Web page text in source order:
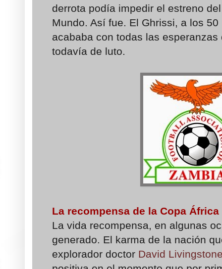
derrota podía impedir el estreno
Mundo. Así fue. El Ghrissi, a los
acababa con todas las
todavía de luto.
La recompensa de la Copa África
La vida recompensa, en algunas
generado. El karma de la nación
explorador doctor David